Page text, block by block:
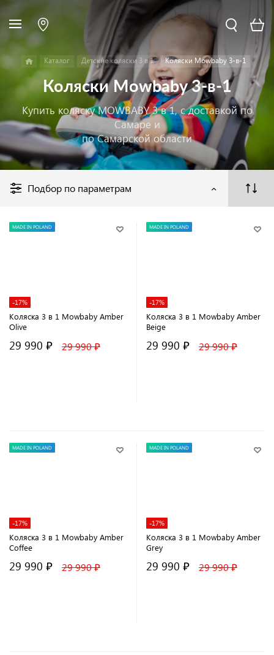
Каталог Детские коляски 3 в 1 Коляски Mowbaby 3-в-1
Коляски Mowbaby 3-в-1
Купить коляску MOWBABY 3 в 1, с доставкой по
Самаре и
по Самарской области
Подбор по параметрам
MADE IN POLAND
-17%
Коляска 3 в 1 Mowbaby Amber
Olive
29 990 ₽ 29 990 ₽
MADE IN POLAND
-17%
Коляска 3 в 1 Mowbaby Amber
Beige
29 990 ₽ 29 990 ₽
MADE IN POLAND
-17%
Коляска 3 в 1 Mowbaby Amber
Coffee
29 990 ₽ 29 990 ₽
MADE IN POLAND
-17%
Коляска 3 в 1 Mowbaby Amber
Grey
29 990 ₽ 29 990 ₽